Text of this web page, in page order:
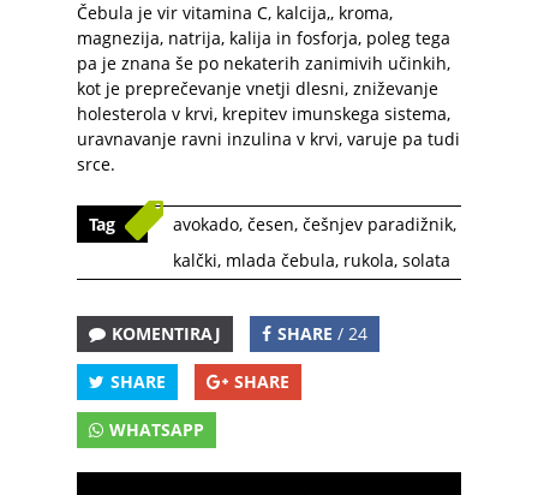
Čebula je vir vitamina C, kalcija,, kroma,
magnezija, natrija, kalija in fosforja, poleg tega
pa je znana še po nekaterih zanimivih učinkih,
kot je preprečevanje vnetji dlesni, zniževanje
holesterola v krvi, krepitev imunskega sistema,
uravnavanje ravni inzulina v krvi, varuje pa tudi
srce.
Tag avokado, česen, češnjev paradižnik,
kalčki, mlada čebula, rukola, solata
KOMENTIRAJ SHARE / 24
SHARE SHARE
WHATSAPP